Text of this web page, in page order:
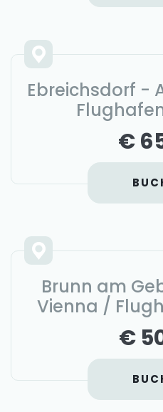
Ebreichsdorf -
€
Brunn am
Vienna /
€